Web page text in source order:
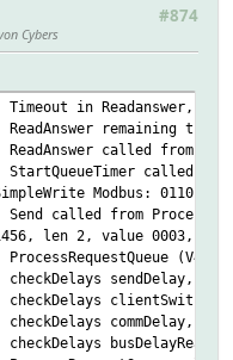
#874
Cybers
Timeout in Readanswer,
remaining
called from
StartQueueTimer called
Modbus:
called from
len 2, value 0003,
ProcessRequestQueue
checkDelays sendDelay,
checkDelays
checkDelays commDelay,
checkDelays